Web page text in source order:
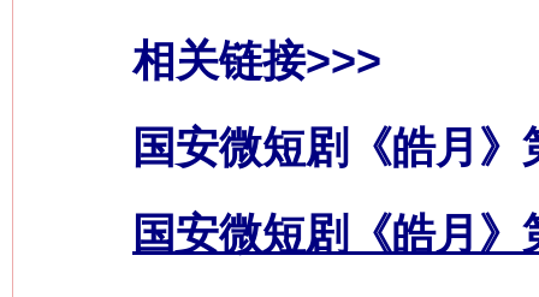
相关链接>>>
国安微短剧《皓月》
国安微短剧《皓月》